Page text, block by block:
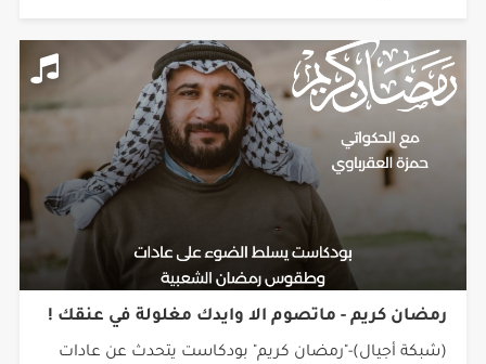
رمضان كريم - ماتصوم الا وايدك مغلولة في عنقك !
(شبكة أجيال)-"رمضان كريم" بودكاست يتحدث عن عادات